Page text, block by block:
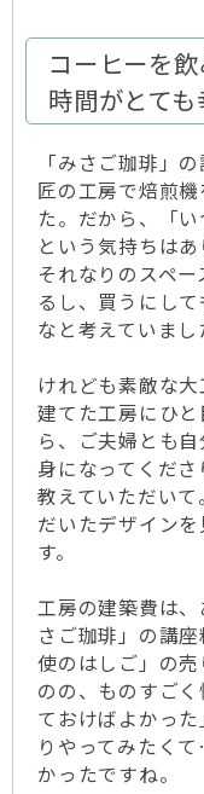
コーヒーを
時間がとても
「みさご珈琲」
匠の工房で焙煎
た。だから、「
という気持ちは
それなりのスペ
るし、買うにし
なと考えていまし
けれども素敵な
建てた工房にひ
ら、ご夫婦とも
身になってくだ
教えていただい
だいたデザイン
す。
工房の建築費は
さご珈琲」の講
使のはしご」の
のの、ものすご
ておけばよかっ
りやってみたく
かったですね。